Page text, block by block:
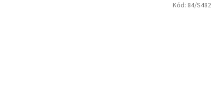
Kód: 84/S482